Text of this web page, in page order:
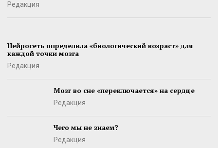
Редакция
Нейросеть определила «биологический возраст» для
каждой точки мозга
Редакция
Мозг во сне «переключается» на сердце
Редакция
Чего мы не знаем?
Редакция